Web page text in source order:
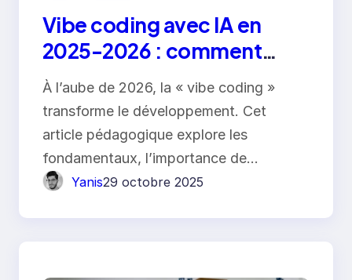
Vibe coding avec IA en
2025-2026 : comment
coder autrement avec
Claude 4.5, Gemini 2.5 Pro,
DeepSeek V3.2 et Cursor
À l’aube de 2026, la « vibe coding »
transforme le développement. Cet
article pédagogique explore les
fondamentaux, l’importance de…
Yanis29 octobre 2025